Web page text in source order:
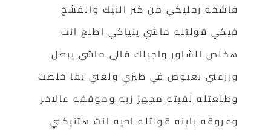
فاشخه رجليكي من كتر النيك والفشخ
فيكي قولتله ماشي ينياكي اطلع انت
هخلص الشاور واجيلك قالي ماشي يبطل
ورزعني بعبوص في طيزي ولعني بقا خلصت
وطلعتله لقيته مجهز زبه وموقفه عالاخر
وعروقه باينه قولتله احيه انت هتنيكني